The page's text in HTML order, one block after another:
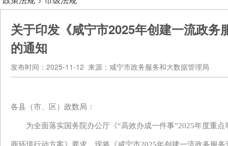
关于印发《咸宁市2025年创建一流政
的通知
发布时间：2025-11-12 来源：咸宁市政务服务和大数据管理局
各县（市、区）政数局 ：
为全面落实国务院办公厅《“高效办成一件事”2025年度重